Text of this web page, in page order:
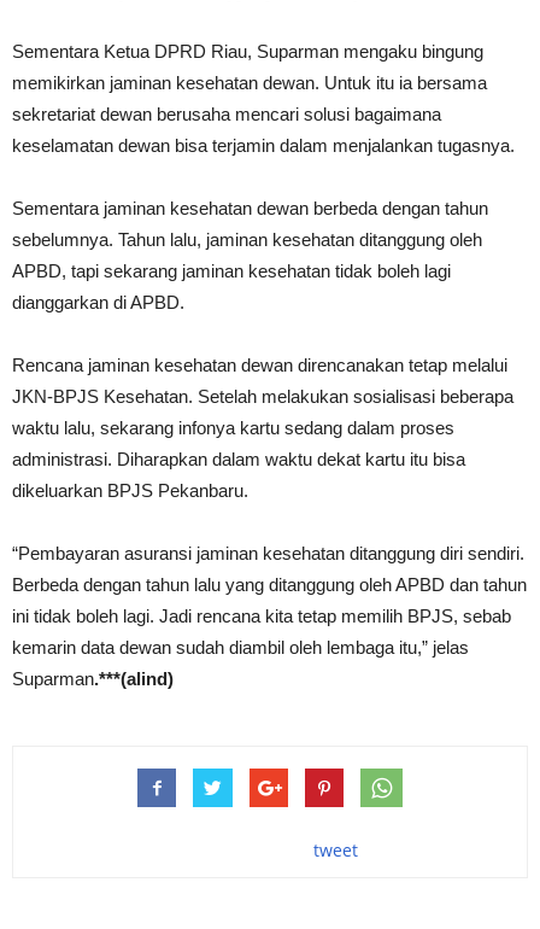
Sementara Ketua DPRD Riau, Suparman mengaku bingung
memikirkan jaminan kesehatan dewan. Untuk itu ia bersama
sekretariat dewan berusaha mencari solusi bagaimana
keselamatan dewan bisa terjamin dalam menjalankan tugasnya.
Sementara jaminan kesehatan dewan berbeda dengan tahun
sebelumnya. Tahun lalu, jaminan kesehatan ditanggung oleh
APBD, tapi sekarang jaminan kesehatan tidak boleh lagi
dianggarkan di APBD.
Rencana jaminan kesehatan dewan direncanakan tetap melalui
JKN-BPJS Kesehatan. Setelah melakukan sosialisasi beberapa
waktu lalu, sekarang infonya kartu sedang dalam proses
administrasi. Diharapkan dalam waktu dekat kartu itu bisa
dikeluarkan BPJS Pekanbaru.
“Pembayaran asuransi jaminan kesehatan ditanggung diri sendiri.
Berbeda dengan tahun lalu yang ditanggung oleh APBD dan tahun
ini tidak boleh lagi. Jadi rencana kita tetap memilih BPJS, sebab
kemarin data dewan sudah diambil oleh lembaga itu,” jelas
Suparman.***(alind)
tweet